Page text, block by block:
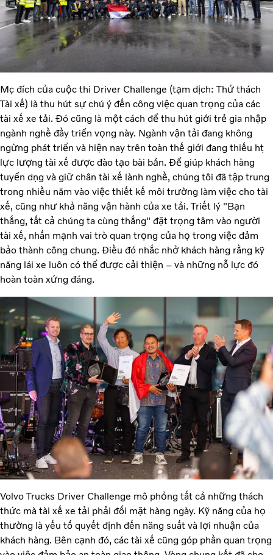
Mục đích của cuộc thi Driver Challenge (tạm dịch: Thử thách
Tài xế) là thu hút sự chú ý đến công việc quan trọng của các
tài xế xe tải. Đó cũng là một cách để thu hút giới trẻ gia nhập
ngành nghề đầy triển vọng này. Ngành vận tải đang không
ngừng phát triển và hiện nay trên toàn thế giới đang thiếu hụt
lực lượng tài xế được đào tạo bài bản. Để giúp khách hàng
tuyển dụng và giữ chân tài xế lành nghề, chúng tôi đã tập trung
trong nhiều năm vào việc thiết kế môi trường làm việc cho tài
xế, cũng như khả năng vận hành của xe tải. Triết lý "Bạn
thắng, tất cả chúng ta cùng thắng" đặt trọng tâm vào người
tài xế, nhấn mạnh vai trò quan trọng của họ trong việc đảm
bảo thành công chung. Điều đó nhắc nhở khách hàng rằng kỹ
năng lái xe luôn có thể được cải thiện – và những nỗ lực đó
hoàn toàn xứng đáng.
Volvo Trucks Driver Challenge mô phỏng tất cả những thách
thức mà tài xế xe tải phải đối mặt hàng ngày. Kỹ năng của họ
thường là yếu tố quyết định đến năng suất và lợi nhuận của
khách hàng. Bên cạnh đó, các tài xế cũng góp phần quan trọng